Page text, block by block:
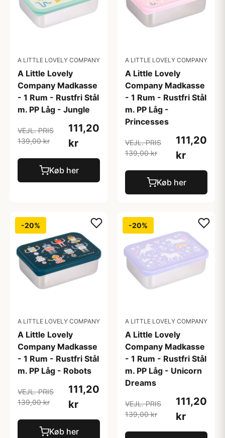
A LITTLE LOVELY COMPANY
A Little Lovely
Company Madkasse
- 1 Rum - Rustfri Stål
m. PP Låg - Jungle
VEJL. PRIS
139,00 kr
111,20
kr
Køb her
A LITTLE LOVELY COMPANY
A Little Lovely
Company Madkasse
- 1 Rum - Rustfri Stål
m. PP Låg -
Princesses
VEJL. PRIS
139,00 kr
111,20
kr
Køb her
-20%
A LITTLE LOVELY COMPANY
A Little Lovely
Company Madkasse
- 1 Rum - Rustfri Stål
m. PP Låg - Robots
VEJL. PRIS
139,00 kr
111,20
kr
Køb her
-20%
A LITTLE LOVELY COMPANY
A Little Lovely
Company Madkasse
- 1 Rum - Rustfri Stål
m. PP Låg - Unicorn
Dreams
VEJL. PRIS
139,00 kr
111,20
kr